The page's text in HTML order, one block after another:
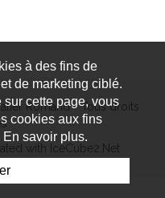
Romand - Tous droits
with IceCube2.Net
à des fins de
de marketing ciblé.
cette page, vous
cookies aux fins
savoir plus.